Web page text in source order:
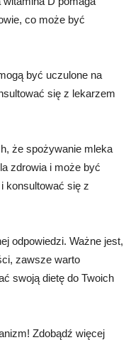
co może być
być uczulone na
się z lekarzem
że spożywanie mleka
zdrowia i może być
konsultować się z
odpowiedzi. Ważne jest,
zawsze warto
swoją dietę do Twoich
Zdobądź więcej